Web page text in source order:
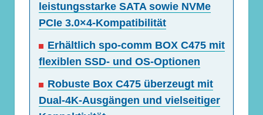
leistungsstarke SATA sowie NVMe
PCIe 3.0×4-Kompatibilität
Erhältlich spo-comm BOX C475 mit
flexiblen SSD- und OS-Optionen
Robuste Box C475 überzeugt mit
Dual-4K-Ausgängen und vielseitiger